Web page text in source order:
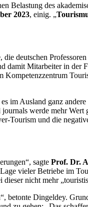
Belastung des
2023, einig. „
die deutschen
damit Mitarbeiter in
Kompetenzzentrum
es im Ausland ganz
journals werde mehr Wert
Tourism und die
sagte Prof. Dr.
vieler Betriebe im
nicht mehr
betonte Dingeldey.